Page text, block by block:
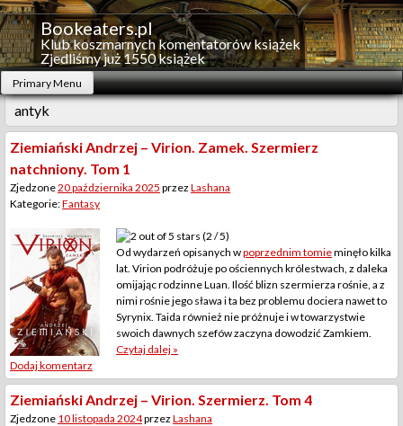
Skip
to
content
Bookeaters.pl
Klub koszmarnych komentatorów książek
Zjedliśmy już 1550 książek
Primary Menu
antyk
Ziemiański Andrzej – Virion. Zamek. Szermierz
natchniony. Tom 1
Zjedzone20 października 2025 przez Lashana
Kategorie:Fantasy
(2 / 5)
Od wydarzeń opisanych wpoprzednim tomieminęło kilka
lat. Virion podróżuje po ościennych królestwach, z daleka
omijając rodzinne Luan. Ilość blizn szermierza rośnie, a z
nimi rośnie jego sława i ta bez problemu dociera nawet to
Syrynix. Taida również nie próżnuje i w towarzystwie
swoich dawnych szefów zaczyna dowodzić Zamkiem.
Czytaj dalej »
Dodaj komentarz
Ziemiański Andrzej – Virion. Szermierz. Tom 4
Zjedzone 10 listopada 2024przez Lashana